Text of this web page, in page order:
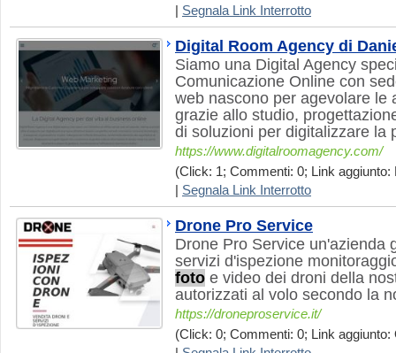
Segnala Link Interrotto
Digital Room Agency di
Siamo una Digital Agency
Comunicazione Online con
web nascono per agevolare le
grazie allo studio,
di soluzioni per digitalizzare la
https://www.digitalroomagency.com/
(Click: 1; Commenti: 0; Link aggiunto:
Segnala Link Interrotto
Drone Pro Service
Drone Pro Service un'azienda
servizi d'ispezione
foto e video dei droni della
autorizzati al volo secondo la
https://droneproservice.it/
(Click: 0; Commenti: 0; Link aggiunto: